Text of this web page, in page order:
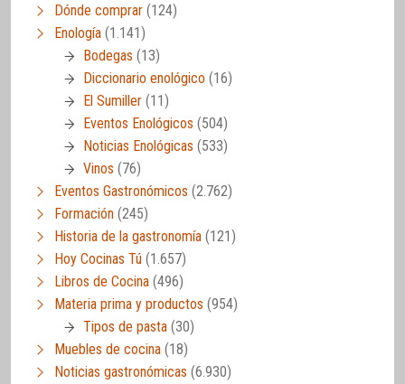
Dónde comprar (124)
Enología (1.141)
Bodegas (13)
Diccionario enológico (16)
El Sumiller (11)
Eventos Enológicos (504)
Noticias Enológicas (533)
Vinos (76)
Eventos Gastronómicos (2.762)
Formación (245)
Historia de la gastronomía (121)
Hoy Cocinas Tú (1.657)
Libros de Cocina (496)
Materia prima y productos (954)
Tipos de pasta (30)
Muebles de cocina (18)
Noticias gastronómicas (6.930)